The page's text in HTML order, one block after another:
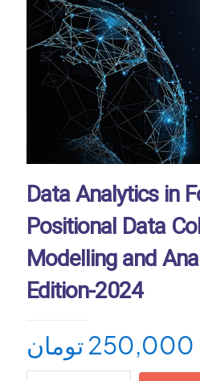
Data Analytics in
Positional Data
Modelling and
Edition-2024
250,000تومان